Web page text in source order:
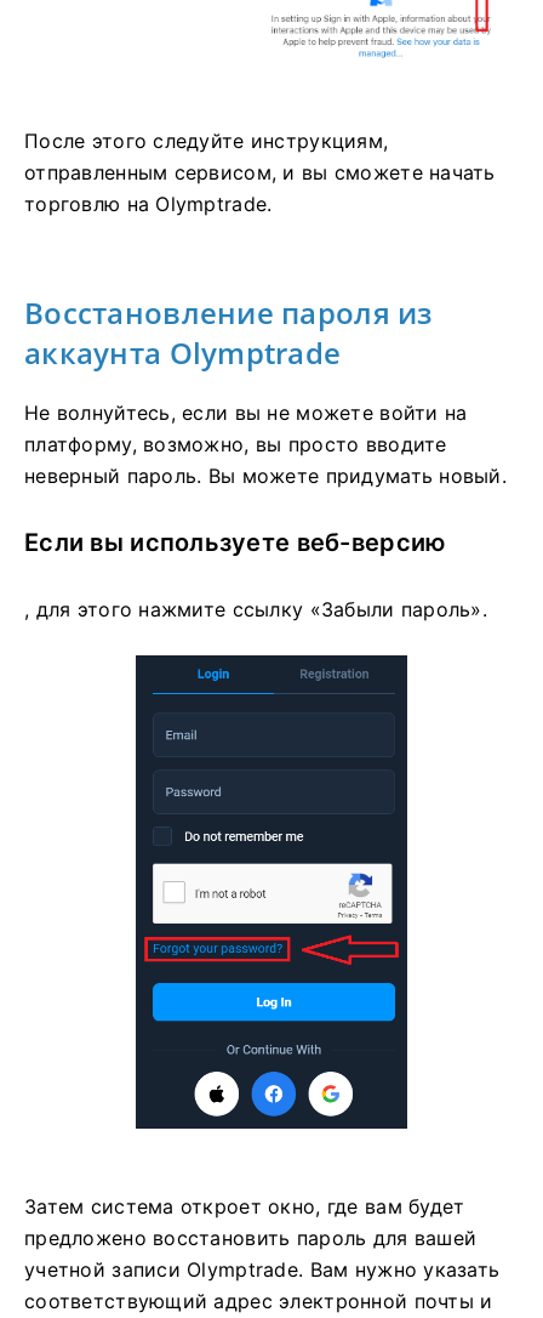
После этого следуйте инструкциям,
отправленным сервисом, и вы сможете начать
торговлю на Olymptrade.
Восстановление пароля из
аккаунта Olymptrade
Не волнуйтесь, если вы не можете войти на
платформу, возможно, вы просто вводите
неверный пароль. Вы можете придумать новый.
Если вы используете веб-версию
, для этого нажмите ссылку «Забыли пароль».
Затем система откроет окно, где вам будет
предложено восстановить пароль для вашей
учетной записи Olymptrade. Вам нужно указать
соответствующий адрес электронной почты и